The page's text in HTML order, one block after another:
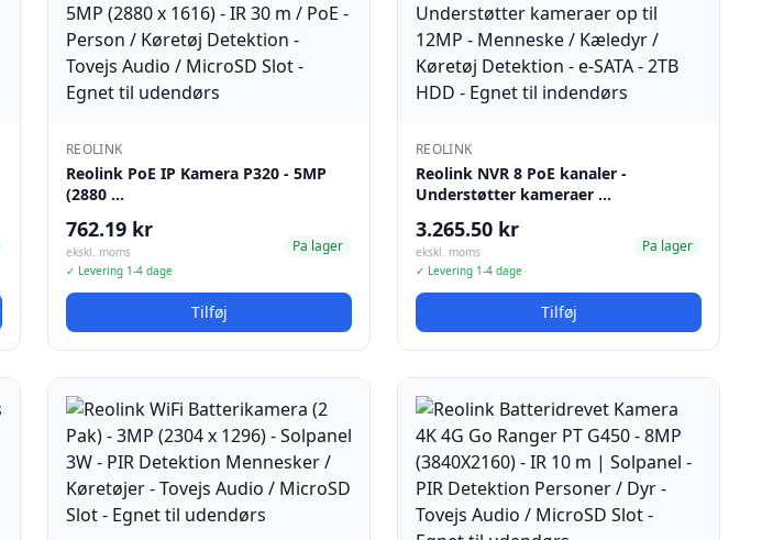
REOLINK
Reolink PoE IP Kamera P320 - 5MP
(2880 …
762.19 kr
ekskl. moms
✓ Levering 1-4 dage
Pa lager
Tilføj
REOLINK
Reolink NVR 8 PoE kanaler -
Understøtter kameraer …
3.265.50 kr
ekskl. moms
✓ Levering 1-4 dage
Pa lager
Tilføj